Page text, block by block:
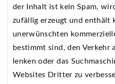
der Inhalt ist kein Spam,
zufällig erzeugt und enthält
unerwünschten
bestimmt sind, den Verkehr
lenken oder das
Websites Dritter zu